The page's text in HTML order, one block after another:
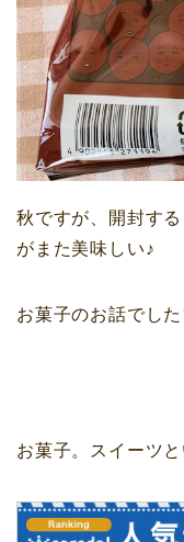
秋ですが、開封す
がまた美味しい♪
お菓子のお話でした
お菓子。スイーツ